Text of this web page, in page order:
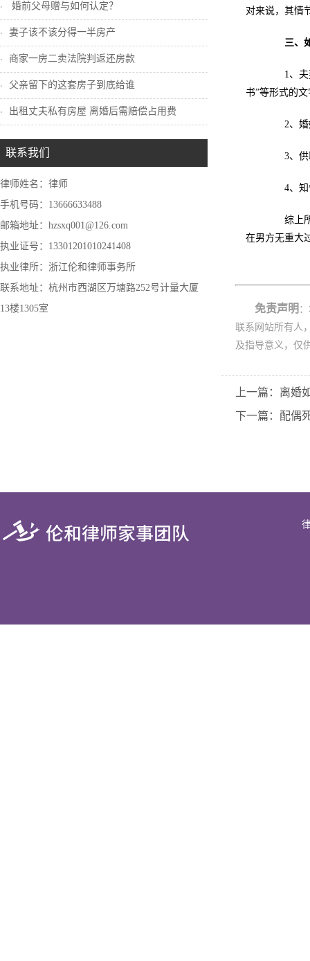
婚前父母赠与如何认定？
妻子该不该分得一半房产
商家一房二卖法院判返还房款
父亲留下的这套房子到底给谁
出租丈夫私有房屋 离婚后需赔偿占用费
联系我们
律师姓名：律师
手机号码：13666633488
邮箱地址：hzsxq001@126.com
执业证号：13301201010241408
执业律所：浙江伦和律师事务所
联系地址：杭州市西湖区万塘路252号计量大厦
13楼1305室
对来说，其情
三、
1、夫妻
书”等形式的
2、婚姻
3、供职
4、知情
综上所
在男方无重大
免责声明
联系网站所有人
及指导意义，仅
上一篇：离婚
下一篇：配偶